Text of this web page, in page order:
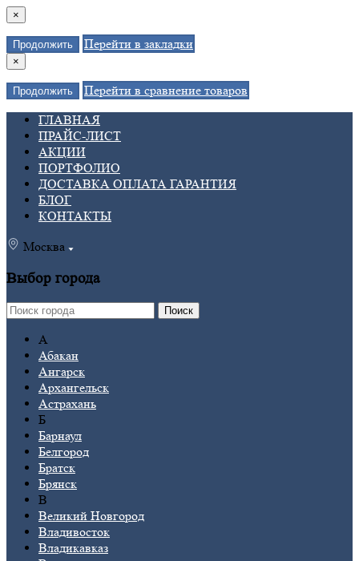
×
Продолжить Перейти в закладки
×
Продолжить
Перейти в сравнение товаров
ГЛАВНАЯ
ПРАЙС-ЛИСТ
АКЦИИ
ПОРТФОЛИО
ДОСТАВКА ОПЛАТА ГАРАНТИЯ
БЛОГ
КОНТАКТЫ
Москва
Выбор города
Поиск
А
Абакан
Ангарск
Архангельск
Астрахань
Б
Барнаул
Белгород
Братск
Брянск
В
Великий Новгород
Владивосток
Владикавказ